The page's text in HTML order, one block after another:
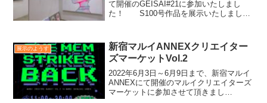
て開催のGEISAI#21に参加いたしまし
た！ S100号作品を展示いたしまし
展示のようす
​新宿マルイANNEXクリエイター
ズマーケットVol.2
2022年6月3日～6月9日まで、新宿マルイ
ANNEXにて開催のマルイクリエイターズ
マーケットに参加させて頂きまし